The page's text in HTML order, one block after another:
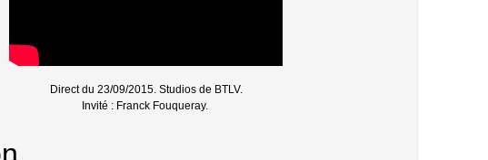
Direct du 23/09/2015. Studios de BTLV.
Invité : Franck Fouqueray.